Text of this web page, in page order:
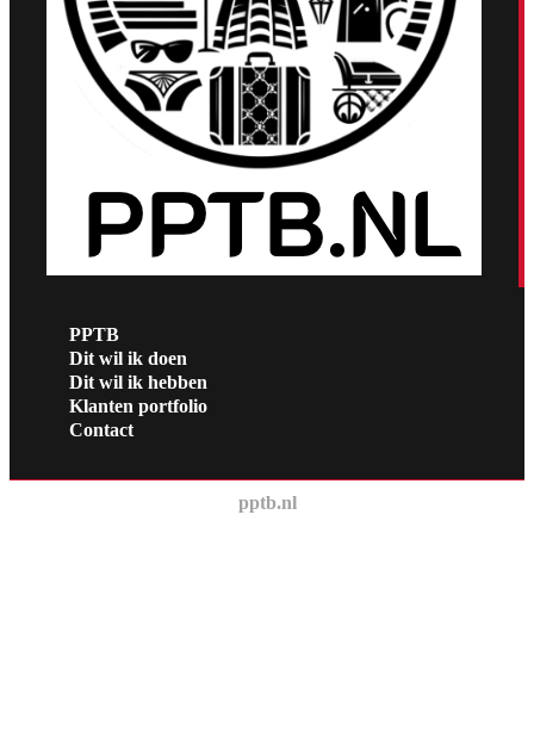
PPTB
Dit wil ik doen
Dit wil ik hebben
Klanten portfolio
Contact
pptb.nl